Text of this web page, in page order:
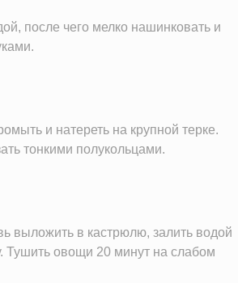
порции
после чего мелко нашинковать и
и натереть на крупной терке.
тонкими полукольцами.
выложить в кастрюлю, залить водой
Тушить овощи 20 минут на слабом